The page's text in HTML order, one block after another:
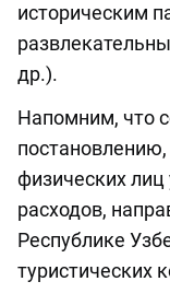
историческим
др.).
Напомним, что
физических
расходов,
Республике
туристических